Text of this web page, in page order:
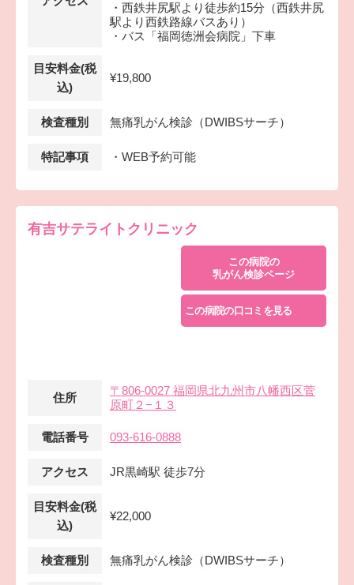
・西鉄井尻駅より徒歩約15分（西鉄井尻
駅より西鉄路線バスあり）
・バス「福岡徳洲会病院」下車
目安料金(税
込)
¥19,800
検査種別 無痛乳がん検診（DWIBSサーチ）
特記事項 ・WEB予約可能
有吉サテライトクリニック
この病院の
乳がん検診ページ
この病院の口コミを見る
住所
〒806-0027 福岡県北九州市八幡西区菅
原町２−１３
電話番号 093-616-0888
アクセス JR黒崎駅 徒歩7分
目安料金(税
込)
¥22,000
検査種別 無痛乳がん検診（DWIBSサーチ）